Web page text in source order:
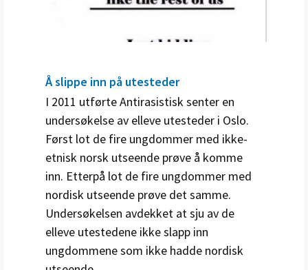
Å slippe inn på utesteder
I 2011 utførte Antirasistisk senter en
undersøkelse av elleve utesteder i Oslo.
Først lot de fire ungdommer med ikke-
etnisk norsk utseende prøve å komme
inn. Etterpå lot de fire ungdommer med
nordisk utseende prøve det samme.
Undersøkelsen avdekket at sju av de
elleve utestedene ikke slapp inn
ungdommene som ikke hadde nordisk